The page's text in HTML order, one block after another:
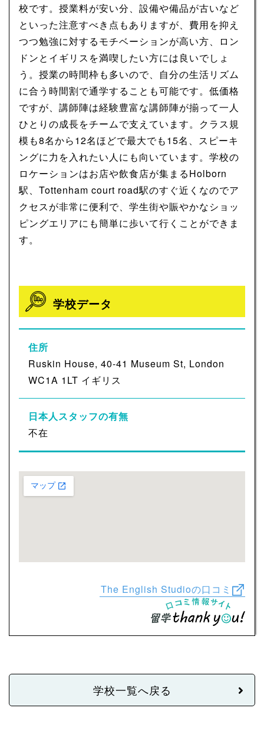
校です。授業料が安い分、設備や備品が古いなど
といった注意すべき点もありますが、費用を抑え
つつ勉強に対するモチベーションが高い方、ロン
ドンとイギリスを満喫したい方には良いでしょ
う。授業の時間枠も多いので、自分の生活リズム
に合う時間割で通学することも可能です。低価格
ですが、講師陣は経験豊富な講師陣が揃って一人
ひとりの成長をチームで支えています。クラス規
模も8名から12名ほどで最大でも15名、スピーキ
ングに力を入れたい人にも向いています。学校の
ロケーションはお店や飲食店が集まるHolborn
駅、Tottenham court road駅のすぐ近くなのでア
クセスが非常に便利で、学生街や賑やかなショッ
ピングエリアにも簡単に歩いて行くことができま
す。
学校データ
住所
Ruskin House, 40-41 Museum St, London
WC1A 1LT イギリス
日本人スタッフの有無
不在
The English Studioの口コミ
学校一覧へ戻る